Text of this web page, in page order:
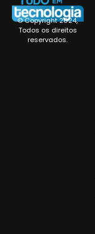
© Copyright 2024,
Todos os direitos
reservados.